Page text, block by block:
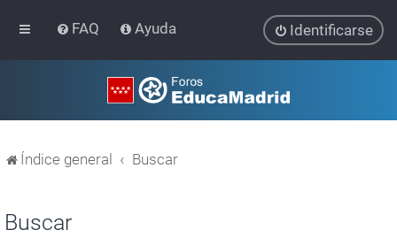
FAQ Ayuda Identificarse
Índice general Buscar
Buscar